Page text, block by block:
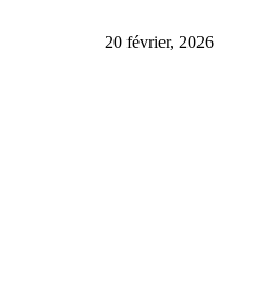
20 février, 2026